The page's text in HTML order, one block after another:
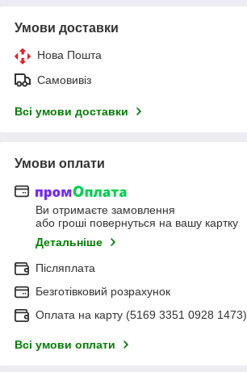
Умови доставки
Нова Пошта
Самовивіз
Всі умови доставки
Умови оплати
Ви отримаєте замовлення
або гроші повернуться на вашу картку
Детальніше
Післяплата
Безготівковий розрахунок
Оплата на карту (5169 3351 0928 1473)
Всі умови оплати